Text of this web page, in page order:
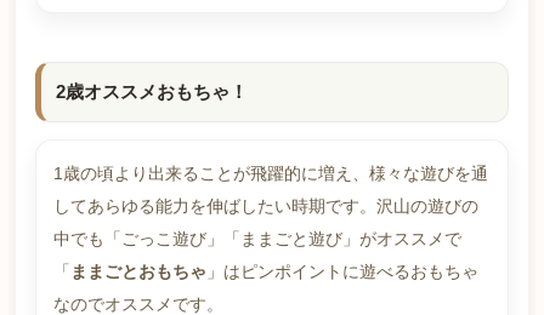
2歳オススメおもちゃ！
1歳の頃より出来ることが飛躍的に増え、様々な遊びを通
してあらゆる能力を伸ばしたい時期です。沢山の遊びの
中でも「ごっこ遊び」「ままごと遊び」がオススメで
「 ままごとおもちゃ 」はピンポイントに遊べるおもちゃ
なのでオススメです。